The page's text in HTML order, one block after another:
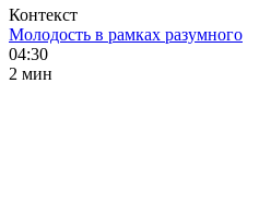
Контекст
Молодость в рамках разумного
04:30
2 мин